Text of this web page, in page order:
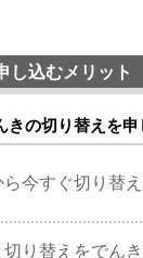
し込むメリット
きの切り替えを申
今すぐ切り替
り替えをでん